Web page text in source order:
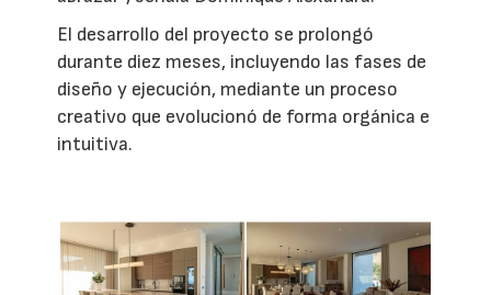
El desarrollo del proyecto se prolongó
durante diez meses, incluyendo las fases de
diseño y ejecución, mediante un proceso
creativo que evolucionó de forma orgánica e
intuitiva.